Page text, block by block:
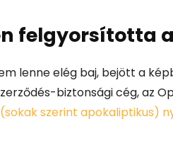
felgyorsította
lenne elég baj, bejött a
biztonsági cég, az
szerint apokaliptikus)